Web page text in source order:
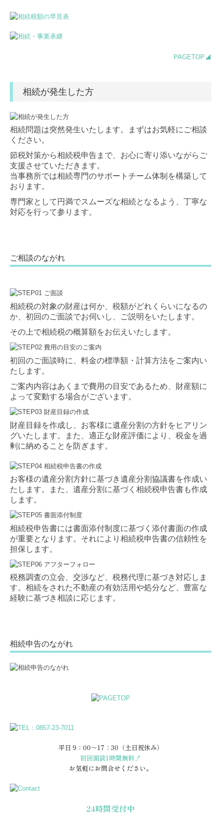
PAGETOP◢
相続が発生した方
相続問題は突然発生いたします。まずはお気軽にご相談
ください。
節税対策から相続税申告まで、お心に寄り添いながらご
支援させていただきます。
当事務所では相続専門のサポートチーム体制を構築して
おります。
専門家として円満でスムーズな相続となるよう、丁寧な
対応を行って参ります。
ご相談のながれ
相続税の対象の財産は何か、税額がどれくらいになるの
か、初回のご面談でお伺いし、ご説明をいたします。
その上で相続税の概算額をお伝えいたします。
初回のご面談時に、料金の標準額・計算方法をご案内い
たします。
ご案内内容はあくまで費用の目安であるため、財産額に
よって変動する場合がございます。
財産目録を作成し、お客様に遺産分割の方針をヒアリン
グいたします。また、適正な財産評価により、税金を過
剰に納めることを防ぎます。
お客様の遺産分割方針に基づき遺産分割協議書を作成い
たします。また、遺産分割に基づく相続税申告書も作成
します。
相続税申告書には書面添付制度に基づく添付書面の作成
が重要となります。それにより相続税申告書の信頼性を
担保します。
税務調査の立会、交渉など、税務代理に基づき対応しま
す。相続をされた不動産の有効活用や処分など、豊富な
経験に基づき相談に応じます。
相続申告のながれ
平日 9：00～17：30（土日祝休み）
初回面談1時間無料！
お気軽にお問合せください。
24時間受付中